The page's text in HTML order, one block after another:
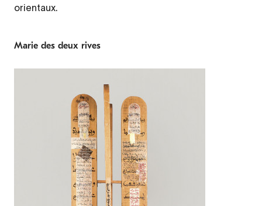
orientaux.
Marie des deux rives